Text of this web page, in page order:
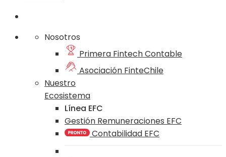
Nosotros
Primera Fintech Contable
Asociación FinteChile
Nuestro
Ecosistema
Línea EFC
Gestión Remuneraciones EFC
Contabilidad EFC